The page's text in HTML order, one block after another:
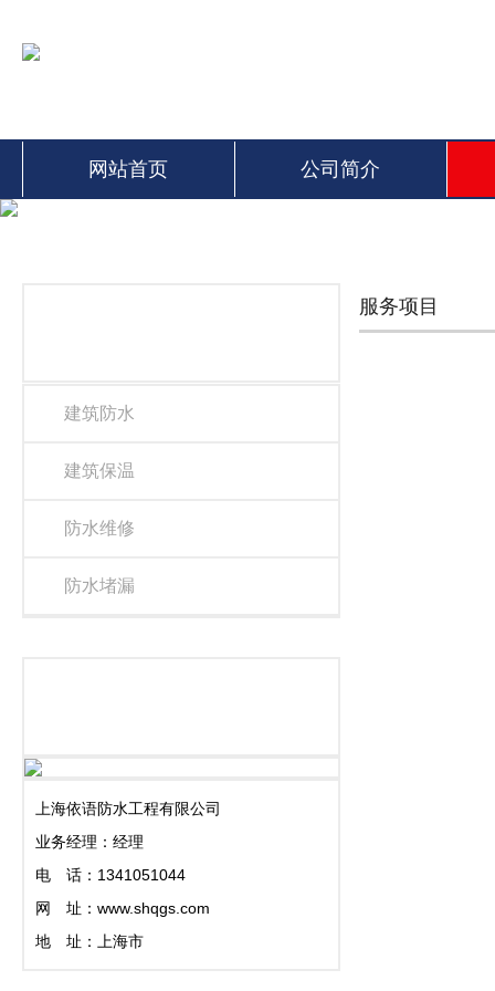
网站首页 公司简介
建筑防水
建筑保温
防水维修
防水堵漏
上海依语防水工程有限公司
业务经理：经理
电 话：1341051044
网 址：www.shqgs.com
地 址：上海市
服务项目